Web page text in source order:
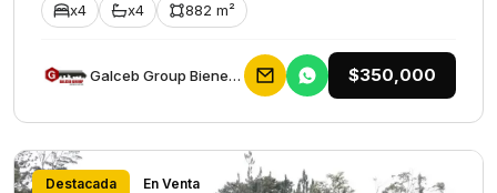
x4 x4 882 m²
Galceb Group Bienes Raices $350,000
Destacada En Venta